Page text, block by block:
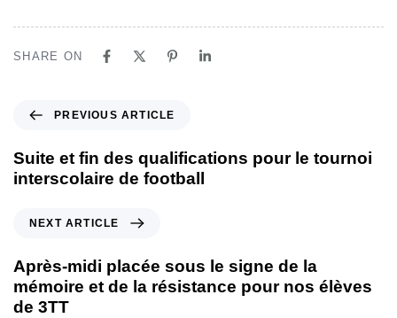
SHARE ON
PREVIOUS ARTICLE
Suite et fin des qualifications pour le tournoi
interscolaire de football
NEXT ARTICLE
Après-midi placée sous le signe de la
mémoire et de la résistance pour nos élèves
de 3TT